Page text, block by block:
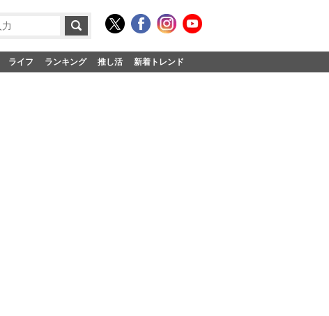
ライフ ランキング 推し活 新着トレンド